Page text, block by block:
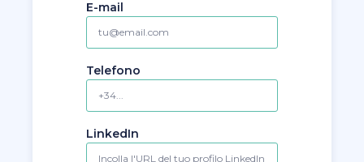
E-mail
Telefono
LinkedIn